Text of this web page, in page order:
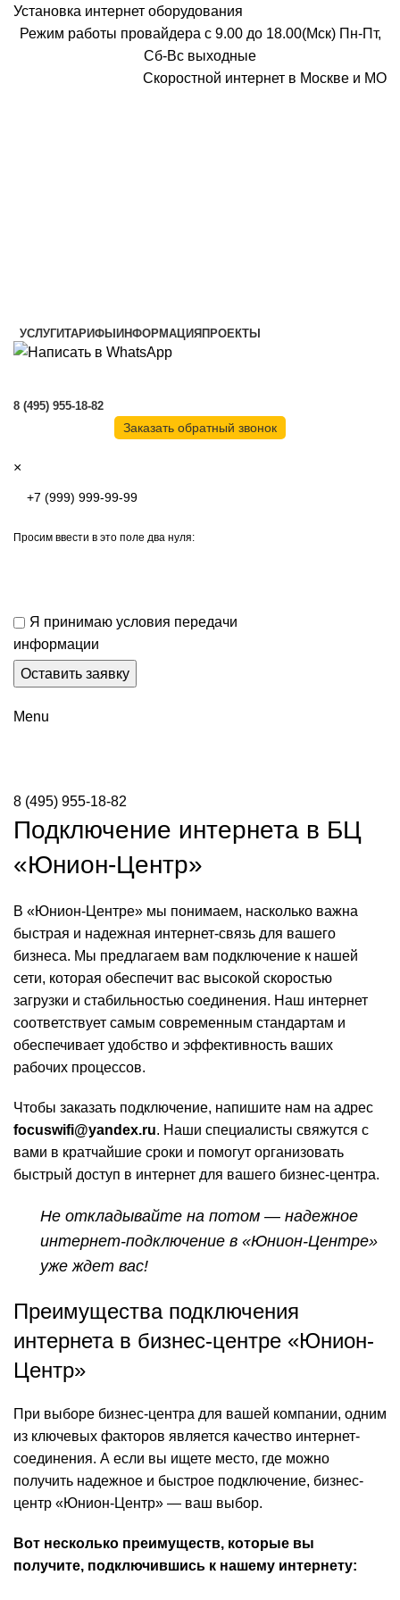
Установка интернет оборудования
Режим работы провайдера с 9.00 до 18.00(Мск) Пн-Пт,
Сб-Вс выходные
Скоростной интернет в Москве и МО
УСЛУГИТАРИФЫИНФОРМАЦИЯПРОЕКТЫ
8 (495) 955-18-82
Заказать обратный звонок
×
Просим ввести в это поле два нуля:
Я принимаю условия передачи
информации
Menu
8 (495) 955-18-82
Подключение интернета в БЦ
«Юнион-Центр»
В «Юнион-Центре» мы понимаем, насколько важна
быстрая и надежная интернет-связь для вашего
бизнеса. Мы предлагаем вам подключение к нашей
сети, которая обеспечит вас высокой скоростью
загрузки и стабильностью соединения. Наш интернет
соответствует самым современным стандартам и
обеспечивает удобство и эффективность ваших
рабочих процессов.
Чтобы заказать подключение, напишите нам на адрес
focuswifi@yandex.ru. Наши специалисты свяжутся с
вами в кратчайшие сроки и помогут организовать
быстрый доступ в интернет для вашего бизнес-центра.
Не откладывайте на потом — надежное
интернет-подключение в «Юнион-Центре»
уже ждет вас!
Преимущества подключения
интернета в бизнес-центре «Юнион-
Центр»
При выборе бизнес-центра для вашей компании, одним
из ключевых факторов является качество интернет-
соединения. А если вы ищете место, где можно
получить надежное и быстрое подключение, бизнес-
центр «Юнион-Центр» — ваш выбор.
Вот несколько преимуществ, которые вы
получите, подключившись к нашему интернету: